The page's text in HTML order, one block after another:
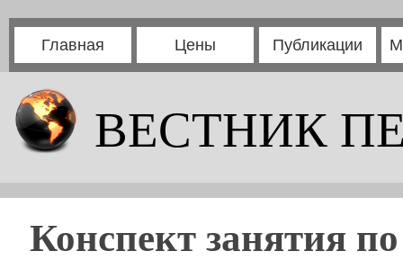
Главная Цены Публикации
ВЕСТНИК
Конспект занятия